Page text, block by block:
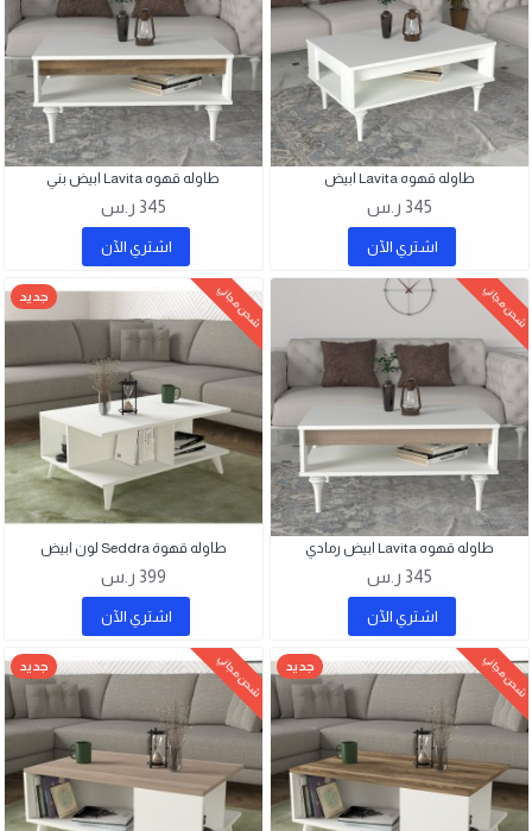
طاوله قهوه Lavita ابيض
345 ر.س
اشتري اﻵن
طاوله قهوه Lavita ابيض بني
345 ر.س
اشتري اﻵن
شحن مجاني
طاوله قهوه Lavita ابيض رمادي
345 ر.س
اشتري اﻵن
جديد شحن مجاني
طاوله قهوة Seddra لون ابيض
399 ر.س
اشتري اﻵن
جديد شحن مجاني جديد شحن مجاني